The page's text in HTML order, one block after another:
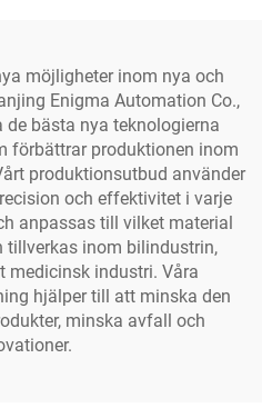
möjligheter inom nya och
Enigma Automation Co.,
bästa nya teknologierna
förbättrar produktionen inom
produktionsutbud använder
och effektivitet i varje
anpassas till vilket material
tillverkas inom bilindustrin,
medicinsk industri. Våra
hjälper till att minska den
minska avfall och